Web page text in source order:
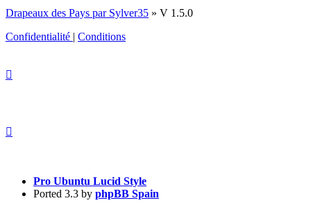
Drapeaux des Pays par Sylver35 » V 1.5.0
Confidentialité
Conditions
Pro Ubuntu Lucid Style
Ported 3.3 by phpBB Spain